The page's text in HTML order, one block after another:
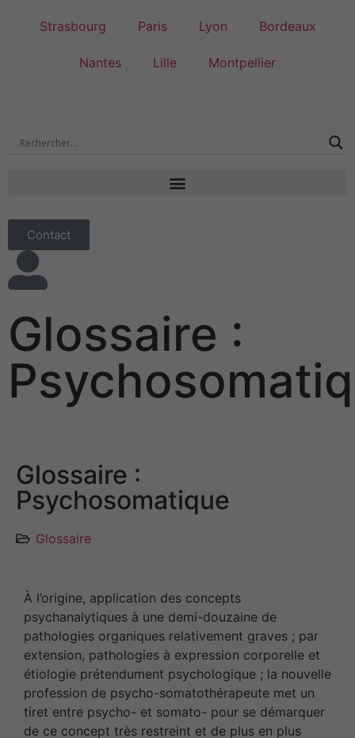
Strasbourg Paris Lyon Bordeaux
Nantes Lille Montpellier
Contact
Glossaire :
Glossaire :
Psychosomatique
Glossaire
À l’origine, application des concepts
psychanalytiques à une demi-douzaine de
pathologies organiques relativement graves ; par
extension, pathologies à expression corporelle et
étiologie prétendument psychologique ; la nouvelle
profession de psycho-somatothérapeute met un
tiret entre psycho- et somato- pour se démarquer
de ce concept très restreint et de plus en plus